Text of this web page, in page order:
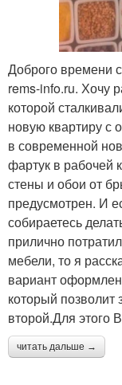
Доброго времени
rems-info.ru. Хочу
которой
новую квартиру с
в современной
фартук в рабочей
стены и обои от
предусмотрен. И
собираетесь
прилично
мебели, то я
вариант
который позволит
второй.Для этого
читать дальше →